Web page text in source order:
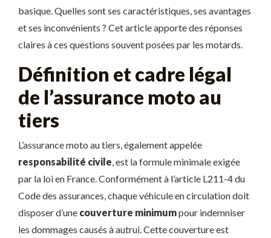
basique. Quelles sont ses caractéristiques, ses avantages
et ses inconvénients ? Cet article apporte des réponses
claires à ces questions souvent posées par les motards.
Définition et cadre légal
de l’assurance moto au
tiers
L’assurance moto au tiers, également appelée
responsabilité civile , est la formule minimale exigée
par la loi en France. Conformément à l’article L211-4 du
Code des assurances, chaque véhicule en circulation doit
disposer d’une couverture minimumpour indemniser
les dommages causés à autrui. Cette couverture est